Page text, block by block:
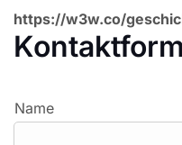
https://w3w.co/
Name